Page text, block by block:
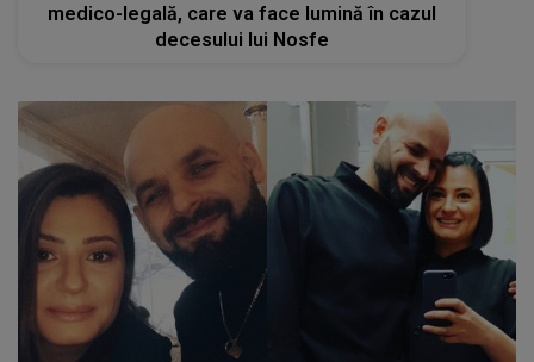
medico-legală, care va face lumină în cazul
decesului lui Nosfe